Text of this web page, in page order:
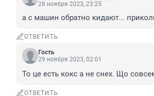
28 ноября 2023, 23:25
а с машин обратно кидают...
ОТВЕТИТЬ
Гость
29 ноября 2023, 02:01
То це есть кокс а не снех. Що
ОТВЕТИТЬ